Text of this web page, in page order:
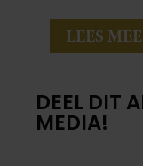
LEES
DEEL DIT
MEDIA!